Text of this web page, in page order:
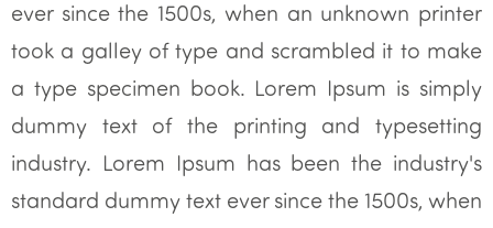
ever since the 1500s, when an unknown printer
took a galley of type and scrambled it to make
a type specimen book. Lorem Ipsum is simply
dummy text of the printing and typesetting
industry. Lorem Ipsum has been the industry's
standard dummy text ever since the 1500s, when